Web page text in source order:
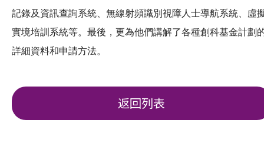
記錄及資訊查詢系統、無線射頻識別視障人士導航系統、虛
實境培訓系統等。最後，更為他們講解了各種創科基金計劃
詳細資料和申請方法。
返回列表